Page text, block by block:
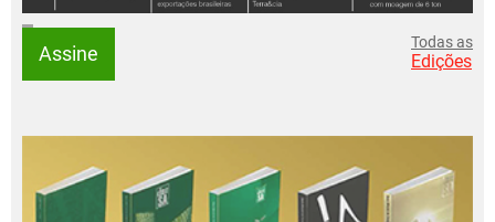
Assine Todas as
Edições